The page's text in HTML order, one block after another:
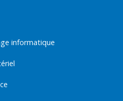
informatique